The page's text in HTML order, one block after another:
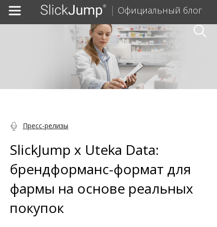
Официальный блог
Пресс-релизы
SlickJump x Uteka Data:
брендформанс-формат для
фармы на основе реальных
покупок